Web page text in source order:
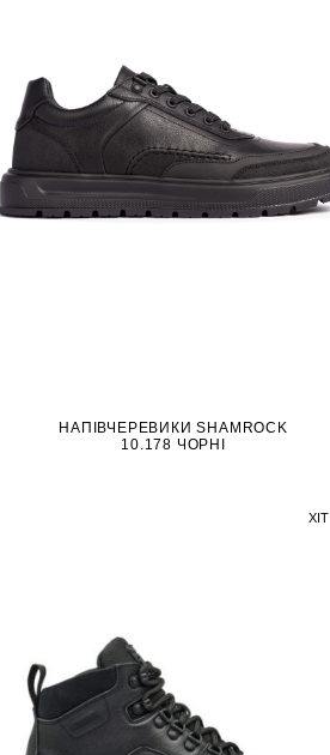
НАПІВЧЕРЕВИКИ SHAMROCK
10.178 ЧОРНІ
ХІТ